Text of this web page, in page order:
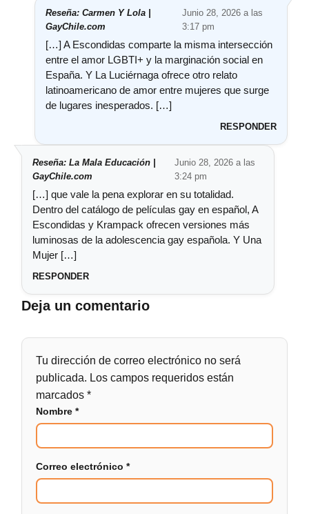
Reseña: Carmen Y Lola |
GayChile.com
Junio 28, 2026 a las
3:17 pm
[…] A Escondidas comparte la misma intersección
entre el amor LGBTI+ y la marginación social en
España. Y La Luciérnaga ofrece otro relato
latinoamericano de amor entre mujeres que surge
de lugares inesperados. […]
RESPONDER
Reseña: La Mala Educación |
GayChile.com
Junio 28, 2026 a las
3:24 pm
[…] que vale la pena explorar en su totalidad.
Dentro del catálogo de películas gay en español, A
Escondidas y Krampack ofrecen versiones más
luminosas de la adolescencia gay española. Y Una
Mujer […]
RESPONDER
Deja un comentario
Tu dirección de correo electrónico no será
publicada. Los campos requeridos están
marcados*
Nombre*
Correo electrónico*